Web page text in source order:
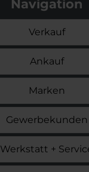
Navigation
Verkauf
Ankauf
Marken
Gewerbekunden
Werkstatt +